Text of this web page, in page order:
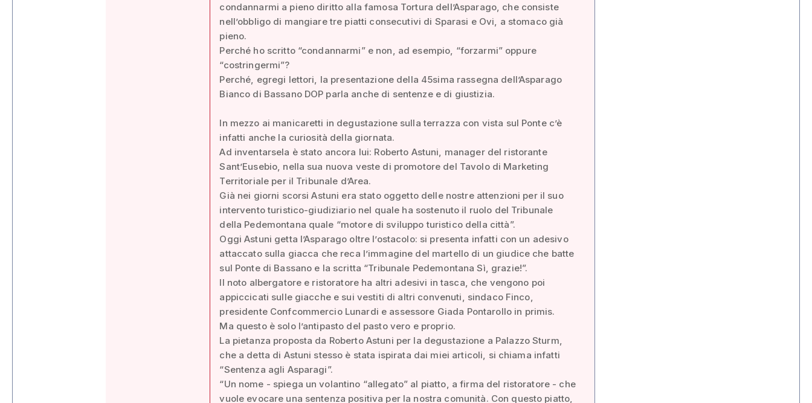
condannarmi a pieno diritto alla famosa Tortura dell’Asparago, che consiste
nell’obbligo di mangiare tre piatti consecutivi di Sparasi e Ovi, a stomaco già
pieno.
Perché ho scritto “condannarmi” e non, ad esempio, “forzarmi” oppure
“costringermi”?
Perché, egregi lettori, la presentazione della 45sima rassegna dell’Asparago
Bianco di Bassano DOP parla anche di sentenze e di giustizia.
In mezzo ai manicaretti in degustazione sulla terrazza con vista sul Ponte c’è
infatti anche la curiosità della giornata.
Ad inventarsela è stato ancora lui: Roberto Astuni, manager del ristorante
Sant’Eusebio, nella sua nuova veste di promotore del Tavolo di Marketing
Territoriale per il Tribunale d’Area.
Già nei giorni scorsi Astuni era stato oggetto delle nostre attenzioni per il suo
intervento turistico-giudiziario nel quale ha sostenuto il ruolo del Tribunale
della Pedemontana quale “motore di sviluppo turistico della città”.
Oggi Astuni getta l’Asparago oltre l’ostacolo: si presenta infatti con un adesivo
attaccato sulla giacca che reca l’immagine del martello di un giudice che batte
sul Ponte di Bassano e la scritta “Tribunale Pedemontana Sì, grazie!”.
Il noto albergatore e ristoratore ha altri adesivi in tasca, che vengono poi
appiccicati sulle giacche e sui vestiti di altri convenuti, sindaco Finco,
presidente Confcommercio Lunardi e assessore Giada Pontarollo in primis.
Ma questo è solo l’antipasto del pasto vero e proprio.
La pietanza proposta da Roberto Astuni per la degustazione a Palazzo Sturm,
che a detta di Astuni stesso è stata ispirata dai miei articoli, si chiama infatti
“Sentenza agli Asparagi”.
“Un nome - spiega un volantino “allegato” al piatto, a firma del ristoratore - che
vuole evocare una sentenza positiva per la nostra comunità. Con questo piatto,